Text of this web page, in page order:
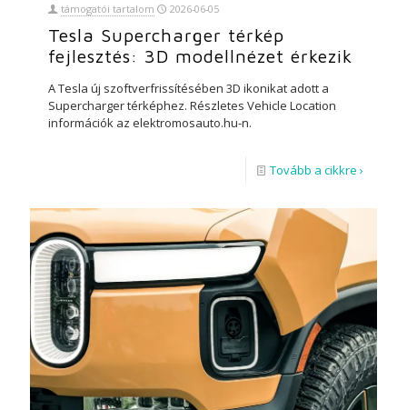
támogatói tartalom 2026-06-05
Tesla Supercharger térkép
fejlesztés: 3D modellnézet érkezik
A Tesla új szoftverfrissítésében 3D ikonikat adott a
Supercharger térképhez. Részletes Vehicle Location
információk az elektromosauto.hu-n.
Tovább a cikkre ›